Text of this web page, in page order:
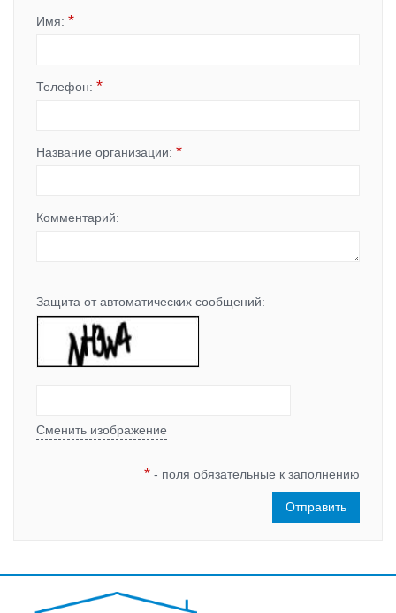
Имя: *
Телефон: *
Название организации: *
Комментарий:
Защита от автоматических сообщений:
Сменить изображение
* - поля обязательные к заполнению